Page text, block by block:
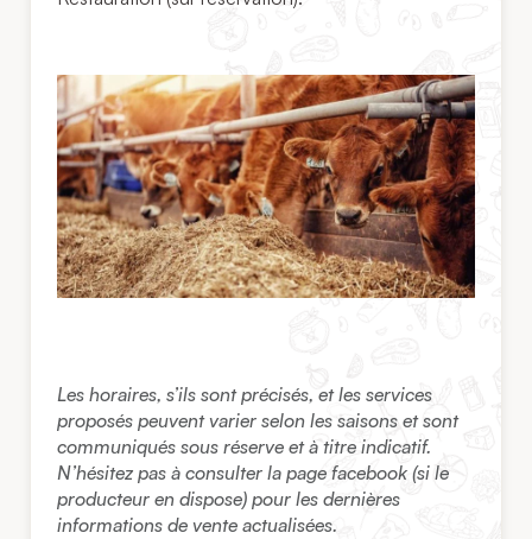
Les horaires, s’ils sont précisés, et les services
proposés peuvent varier selon les saisons et sont
communiqués sous réserve et à titre indicatif.
N’hésitez pas à consulter la page facebook (si le
producteur en dispose) pour les dernières
informations de vente actualisées.